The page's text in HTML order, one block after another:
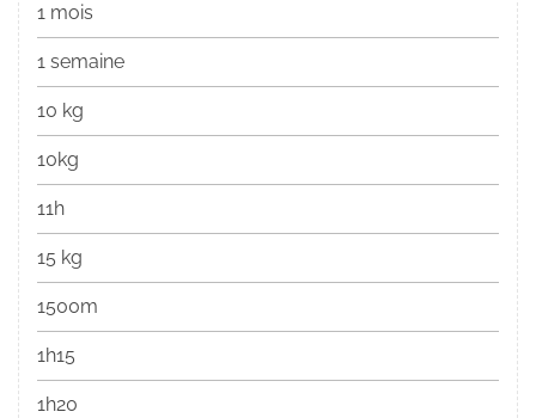
1 mois
1 semaine
10 kg
10kg
11h
15 kg
1500m
1h15
1h20